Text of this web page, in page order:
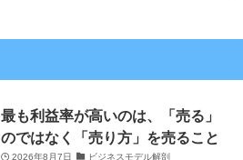
最も利益率が高いのは、「売る」
のではなく「売り方」を売ること
2026年8月7日 ビジネスモデル解剖